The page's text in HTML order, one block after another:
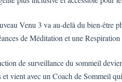
Venu 3 va au-delà du bien-être
de Méditation et une
de surveillance du sommeil
et vient avec un Coach de Sommeil